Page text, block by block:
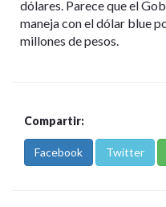
dólares. Parece que el
maneja con el dólar blue
millones de pesos.
Compartir:
Facebook Twitter